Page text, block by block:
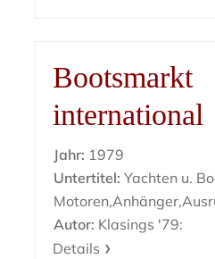
Bootsmarkt
international
Jahr: 1979
Untertitel: Yachten u.
Autor: Klasings '79:
Details